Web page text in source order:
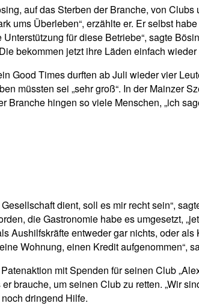
auf das Sterben der Branche, von
ums Überleben“, erzählte er. Er selbst
für diese Betriebe“, sagte
bekommen jetzt ihre Läden einfach
Good Times durften ab Juli wieder vier
müssten sei „sehr groß“. In der Mainzer
Branche hingen so viele Menschen, „ich
dient, soll es mir recht sein“,
die Gastronomie habe es umgesetzt,
Aushilfskräfte entweder gar nichts, oder
Wohnung, einen Kredit aufgenommen“,
mit Spenden für seinen Club
brauche, um seinen Club zu retten. „Wir
dringend Hilfe.